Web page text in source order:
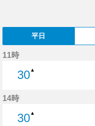
平日
11時
30▲
14時
30▲